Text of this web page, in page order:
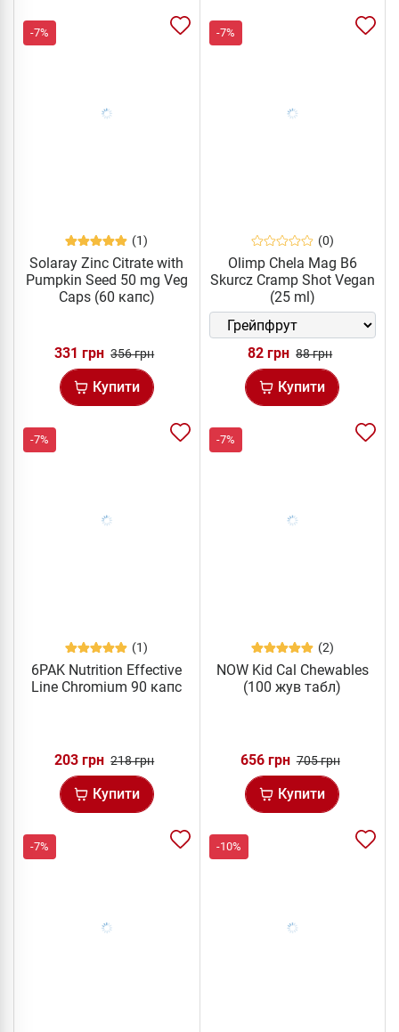
-7%
(1)
Solaray Zinc Citrate with
Pumpkin Seed 50 mg Veg
Caps (60 капс)
331 грн 356 грн
Купити
-7%
(0)
Olimp Chela Mag B6
Skurcz Cramp Shot Vegan
(25 ml)
82 грн 88 грн
Купити
-7%
(1)
6PAK Nutrition Effective
Line Chromium 90 капс
203 грн 218 грн
Купити
-7%
(2)
NOW Kid Cal Chewables
(100 жув табл)
656 грн 705 грн
Купити
-7% -10%